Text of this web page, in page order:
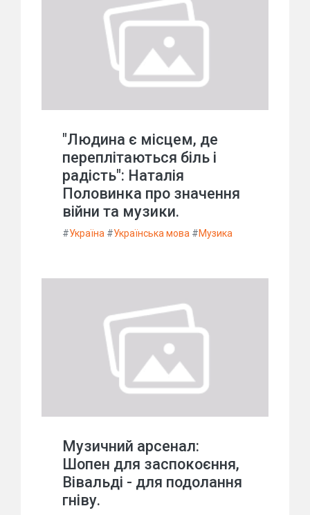
"Людина є місцем, де
переплітаються біль і
радість": Наталія
Половинка про значення
війни та музики.
#Україна #Українська мова #Музика
Музичний арсенал:
Шопен для заспокоєння,
Вівальді - для подолання
гніву.